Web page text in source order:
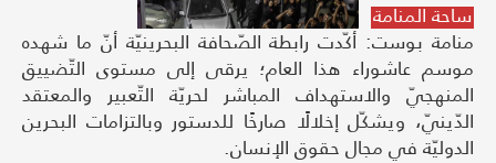
ساحة المنامة
منامة بوست: أكّدت رابطة الصّحافة البحرينيّة أنّ ما شهده
موسم عاشوراء هذا العام؛ يرقى إلى مستوى التّضييق
المنهجيّ والاستهداف المباشر لحريّة التّعبير والمعتقد
الدّينيّ، ويشكّل إخلالًا صارخًا للدستور وبالتزامات البحرين
الدوليّة في مجال حقوق الإنسان.